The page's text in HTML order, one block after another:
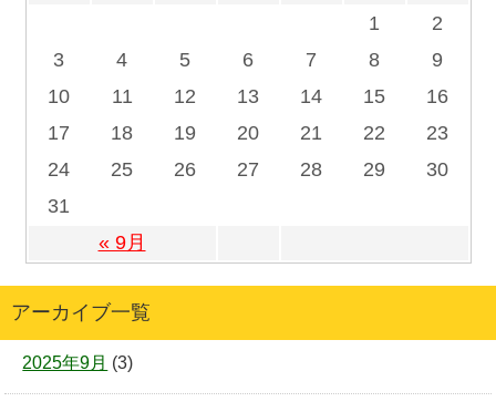
« 9月
1
2
3
4 5 6 7 8
9
10
11 12 13 14 15
16
17
18 19 20 21 22
23
24
25 26 27 28 29
30
31
アーカイブ一覧
2025年9月 (3)